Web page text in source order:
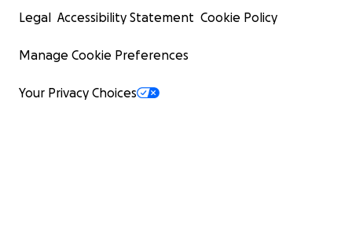
Legal Accessibility Statement Cookie Policy
Manage Cookie Preferences
Your Privacy Choices